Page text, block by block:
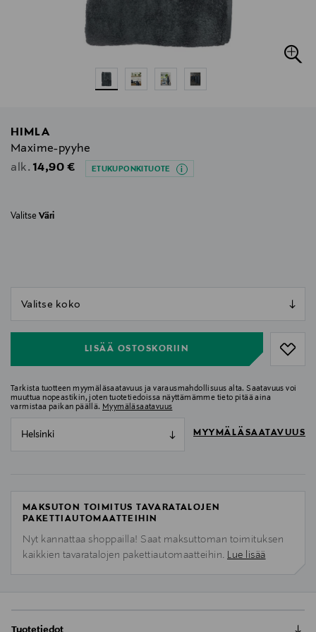
HIMLA
Maxime-pyyhe
alk. Original Price
14,90 € ETUKUPONKITUOTE
Valitse Väri
LISÄÄ OSTOSKORIIN
Tarkista tuotteen myymäläsaatavuus ja varausmahdollisuus alta. Saatavuus voi
muuttua nopeastikin, joten tuotetiedoissa näyttämämme tieto pitää aina
varmistaa paikan päällä. Myymäläsaatavuus
Helsinki MYYMÄLÄSAATAVUUS
MAKSUTON TOIMITUS TAVARATALOJEN
PAKETTIAUTOMAATTEIHIN
Nyt kannattaa shoppailla! Saat maksuttoman toimituksen
kaikkien tavaratalojen pakettiautomaatteihin. Lue lisää